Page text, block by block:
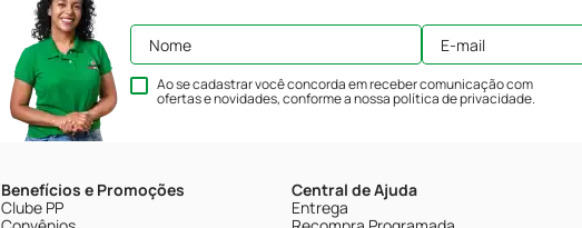
Ao se cadastrar você concorda em receber comunicação com
ofertas e novidades, conforme a nossapolítica de privacidade.
Benefícios e Promoções
Clube PP
Central de Ajuda
Entrega